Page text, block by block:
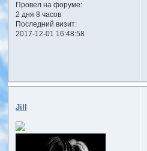
Провел на форуме:
2 дня 8 часов
Последний визит:
2017-12-01 16:48:58
Jill